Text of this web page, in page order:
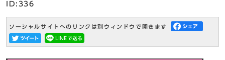
ID:336
ソーシャルサイトへのリンクは別ウィンドウで開きます